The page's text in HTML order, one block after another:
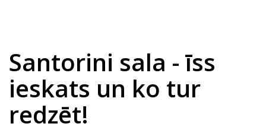
Santorini sala - īss
ieskats un ko tur
redzēt!